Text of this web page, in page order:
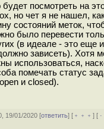
посмотреть на
но чет я не нашел,
состояний меток,
было перевести
(в идеале - это еще
зависеть). Хотя
использоваться,
помечать статус
и closed).
19/01/2020 [ответить] [ ﹢﹢﹢] [